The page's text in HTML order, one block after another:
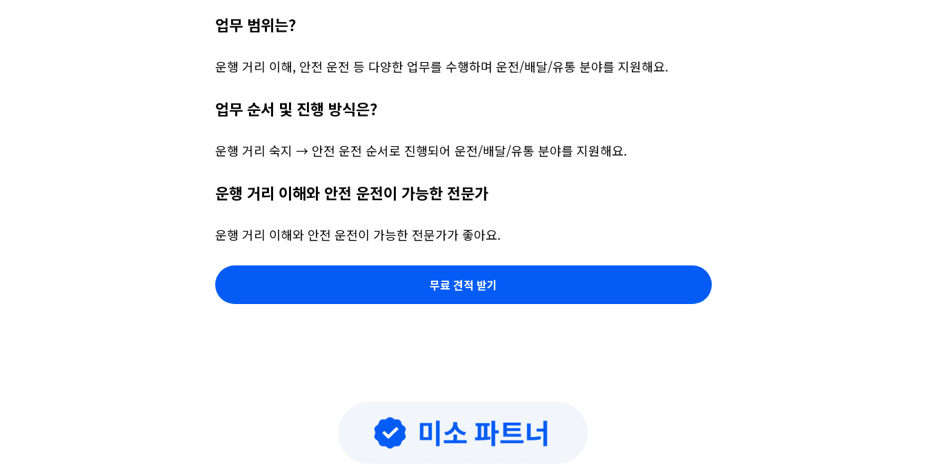
업무 범위는?
운행 거리 이해, 안전 운전 등 다양한 업무를 수행하며 운전/배달/유통 분야를 지원해요.
업무 순서 및 진행 방식은?
운행 거리 숙지 → 안전 운전 순서로 진행되어 운전/배달/유통 분야를 지원해요.
운행 거리 이해와 안전 운전이 가능한 전문가
운행 거리 이해와 안전 운전이 가능한 전문가가 좋아요.
무료 견적 받기